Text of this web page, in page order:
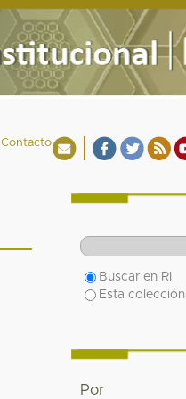
Contacto
Buscar en RI
Esta colección
Por